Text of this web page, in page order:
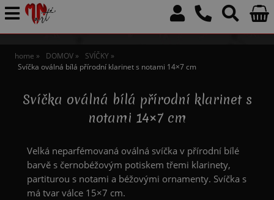
home DOMOV
SVÍČKY
Svíčka oválná bílá přírodní klarinet s notami 14×7 cm
Svíčka oválná bílá přírodní klarinet s
notami 14×7 cm
Velká neparfémovaná oválná svíčka v přírodní bílé
barvě s černobéžovým potiskem třemi klarinety,
partiturou s notami a béžovými ornamenty. Svíčka s
má tvar válce 15×7 cm.